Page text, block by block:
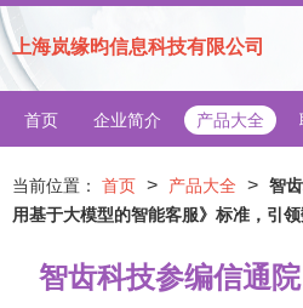
上海岚缘昀信息科技有限公司
首页 企业简介 产品大全
当前位置： 首页 > 产品大全 > 智
用基于大模型的智能客服》标准，引
智齿科技参编信通